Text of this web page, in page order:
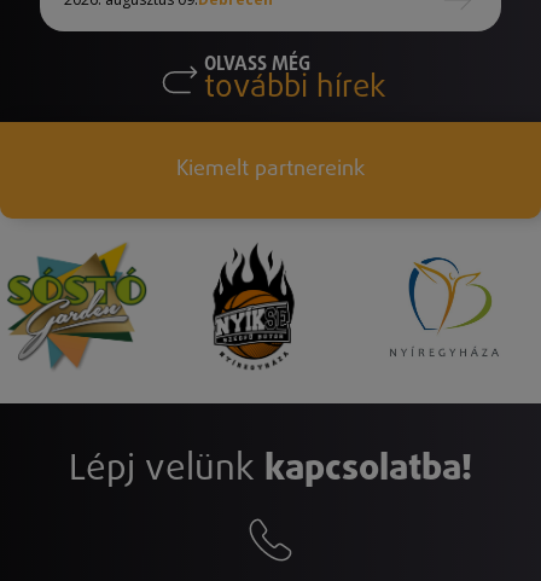
OLVASS MÉG
további hírek
Kiemelt partnereink
Lépj velünk kapcsolatba!